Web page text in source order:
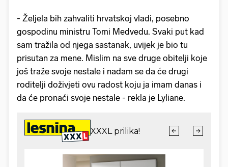
- Željela bih zahvaliti hrvatskoj vladi, posebno
gospodinu ministru Tomi Medvedu. Svaki put kad
sam tražila od njega sastanak, uvijek je bio tu
prisutan za mene. Mislim na sve druge obitelji koje
još traže svoje nestale i nadam se da će drugi
roditelji doživjeti ovu radost koju ja imam danas i
da će pronaći svoje nestale - rekla je Lyliane.